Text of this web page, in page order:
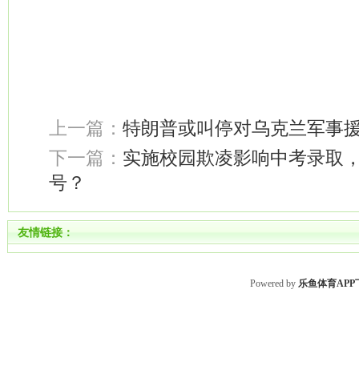
上一篇： 特朗普或叫停对乌克兰军事
下一篇： 实施校园欺凌影响中考录取
号？
友情链接：
Powered by 乐鱼体育APP